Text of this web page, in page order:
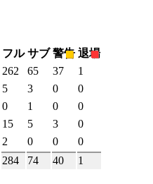
フル サブ 警告 退場
262 65 37
1
5 3 0
0
0 1 0
0
15 5 3
0
2 0 0
0
284 74 40 1